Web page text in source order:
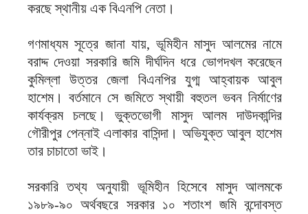
করছে স্থানীয় এক বিএনপি নেতা।
গণমাধ্যম সূত্রে জানা যায়, ভূমিহীন মাসুদ আলমের নামে
বরাদ্দ দেওয়া সরকারি জমি দীর্ঘদিন ধরে ভোগদখল করেছেন
কুমিল্লা উত্তর জেলা বিএনপির যুগ্ম আহ্বায়ক আবুল
হাশেম। বর্তমানে সে জমিতে স্থায়ী বহুতল ভবন নির্মাণের
কার্যক্রম চলছে। ভুক্তভোগী মাসুদ আলম দাউদকান্দির
গৌরীপুর পেন্নাই এলাকার বাসিন্দা। অভিযুক্ত আবুল হাশেম
তার চাচাতো ভাই।
সরকারি তথ্য অনুযায়ী ভূমিহীন হিসেবে মাসুদ আলমকে
১৯৮৯-৯০ অর্থবছরে সরকার ১০ শতাংশ জমি বন্দোবস্ত